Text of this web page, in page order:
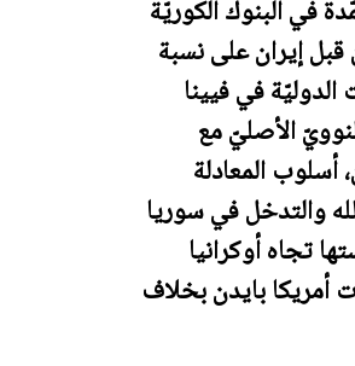
المجمّدة في البنوك الكوريّة
قبل إيران على نسبة
الدوليّة في فيينا
الأصليّ مع
المعادلة
والتدخل في سوريا
تجاه أوكرانيا
أمريكا بايدن بخلاف